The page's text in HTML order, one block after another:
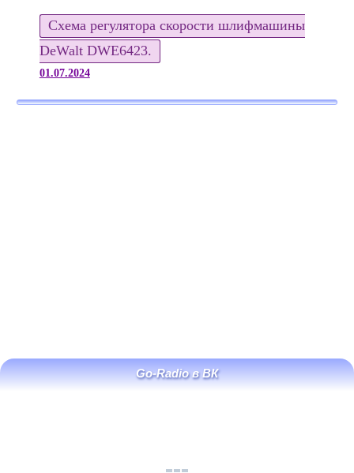
Схема регулятора скорости шлифмашины
DeWalt DWE6423.
01.07.2024
Go-Radio в ВК